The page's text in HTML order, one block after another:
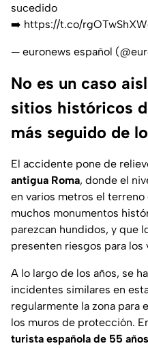
sucedido
➡️ https://t.co/
— euronews español
No es un caso
sitios históricos
más seguido de
El accidente pone de
antigua Roma, donde el
en varios metros el
muchos monumentos
parezcan hundidos, y que
presenten riesgos para
A lo largo de los años, se
incidentes similares en
regularmente la zona para
los muros de protección.
turista española de 55 años